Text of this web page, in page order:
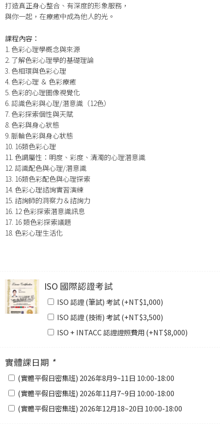
打造真正身心整合、有深度的形象服務，
與你一起，在療癒中成為他人的光。
課程內容：
1. 色彩心理學概念與來源
2. 了解色彩心理學的基礎理論
3. 色相環與色彩心理
4. 色彩心理 ＆ 色彩療癒
5. 色彩的心理圖像視覺化
6. 認識色彩與心理/潛意識（12色）
7. 色彩探索個性與天賦
8. 色彩與身心狀態
9. 脈輪色彩與身心狀態
10. 16類色彩心理
11. 色調屬性：明度、彩度、清濁的心理潛意識
12. 認識配色與心理/潛意識
13. 16類色彩配色與心理探索
14. 色彩心理諮詢實習演練
15. 諮詢師的洞察力＆諮詢力
16. 12 色彩探索潛意識訊息
17. 16 類色彩探索議題
18. 色彩心理生活化
ISO 國際認證考試
ISO 認證 (筆試) 考試 (+NT$1,000)
ISO 認證 (技術) 考試 (+NT$3,500)
ISO + INTACC 認證證照費用 (+NT$8,000)
實體課日期 *
(實體平假日密集班) 2026年8月9~11日 10:00-18:00
(實體平假日密集班) 2026年11月7~9日 10:00-18:00
(實體平假日密集班) 2026年12月18~20日 10:00-18:00